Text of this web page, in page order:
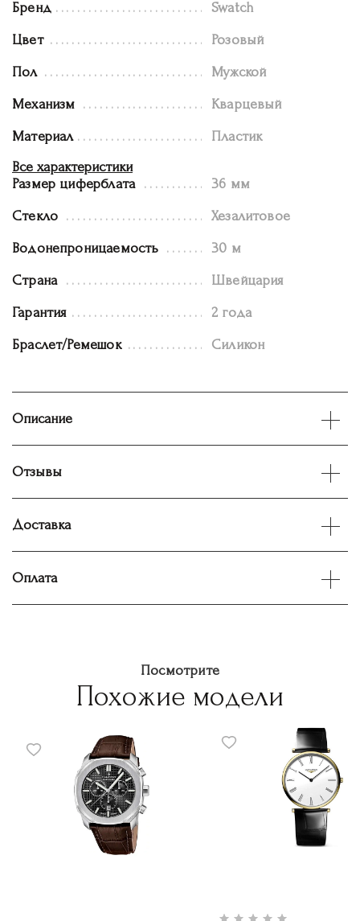
Бренд Swatch
Цвет Розовый
Пол Мужской
Механизм Кварцевый
Материал
Пластик
Все характеристики
Размер циферблата
36 мм
Стекло Хезалитовое
Водонепроницаемость 30 м
Страна Швейцария
Гарантия 2 года
Браслет/Ремешок Силикон
Описание
Отзывы
Доставка
Оплата
Посмотрите
Похожие модели